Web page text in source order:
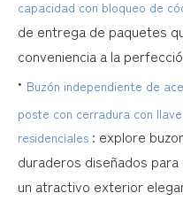
capacidad con bloqueo de
de entrega de paquetes
conveniencia a la
• Buzón independiente de
poste con cerradura con
residenciales : explore
duraderos diseñados
un atractivo exterior